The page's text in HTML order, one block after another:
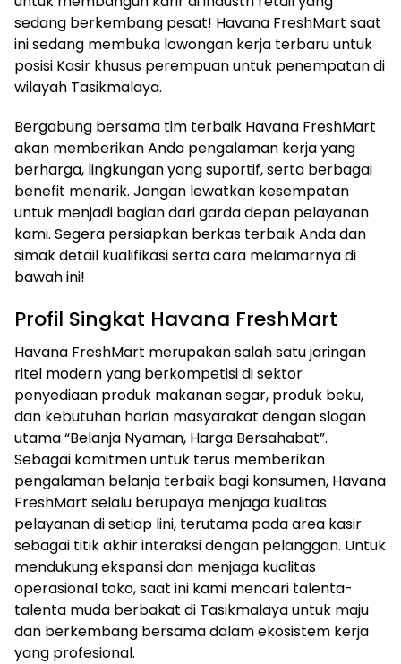
sedang berkembang pesat! Havana FreshMart saat
ini sedang membuka lowongan kerja terbaru untuk
posisi Kasir khusus perempuan untuk penempatan di
wilayah Tasikmalaya.
Bergabung bersama tim terbaik Havana FreshMart
akan memberikan Anda pengalaman kerja yang
berharga, lingkungan yang suportif, serta berbagai
benefit menarik. Jangan lewatkan kesempatan
untuk menjadi bagian dari garda depan pelayanan
kami. Segera persiapkan berkas terbaik Anda dan
simak detail kualifikasi serta cara melamarnya di
bawah ini!
Profil Singkat Havana FreshMart
Havana FreshMart merupakan salah satu jaringan
ritel modern yang berkompetisi di sektor
penyediaan produk makanan segar, produk beku,
dan kebutuhan harian masyarakat dengan slogan
utama “Belanja Nyaman, Harga Bersahabat”.
Sebagai komitmen untuk terus memberikan
pengalaman belanja terbaik bagi konsumen, Havana
FreshMart selalu berupaya menjaga kualitas
pelayanan di setiap lini, terutama pada area kasir
sebagai titik akhir interaksi dengan pelanggan. Untuk
mendukung ekspansi dan menjaga kualitas
operasional toko, saat ini kami mencari talenta-
talenta muda berbakat di Tasikmalaya untuk maju
dan berkembang bersama dalam ekosistem kerja
yang profesional.